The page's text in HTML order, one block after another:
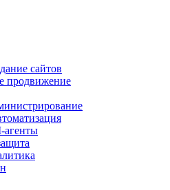
сайтов
продвижение
агенты